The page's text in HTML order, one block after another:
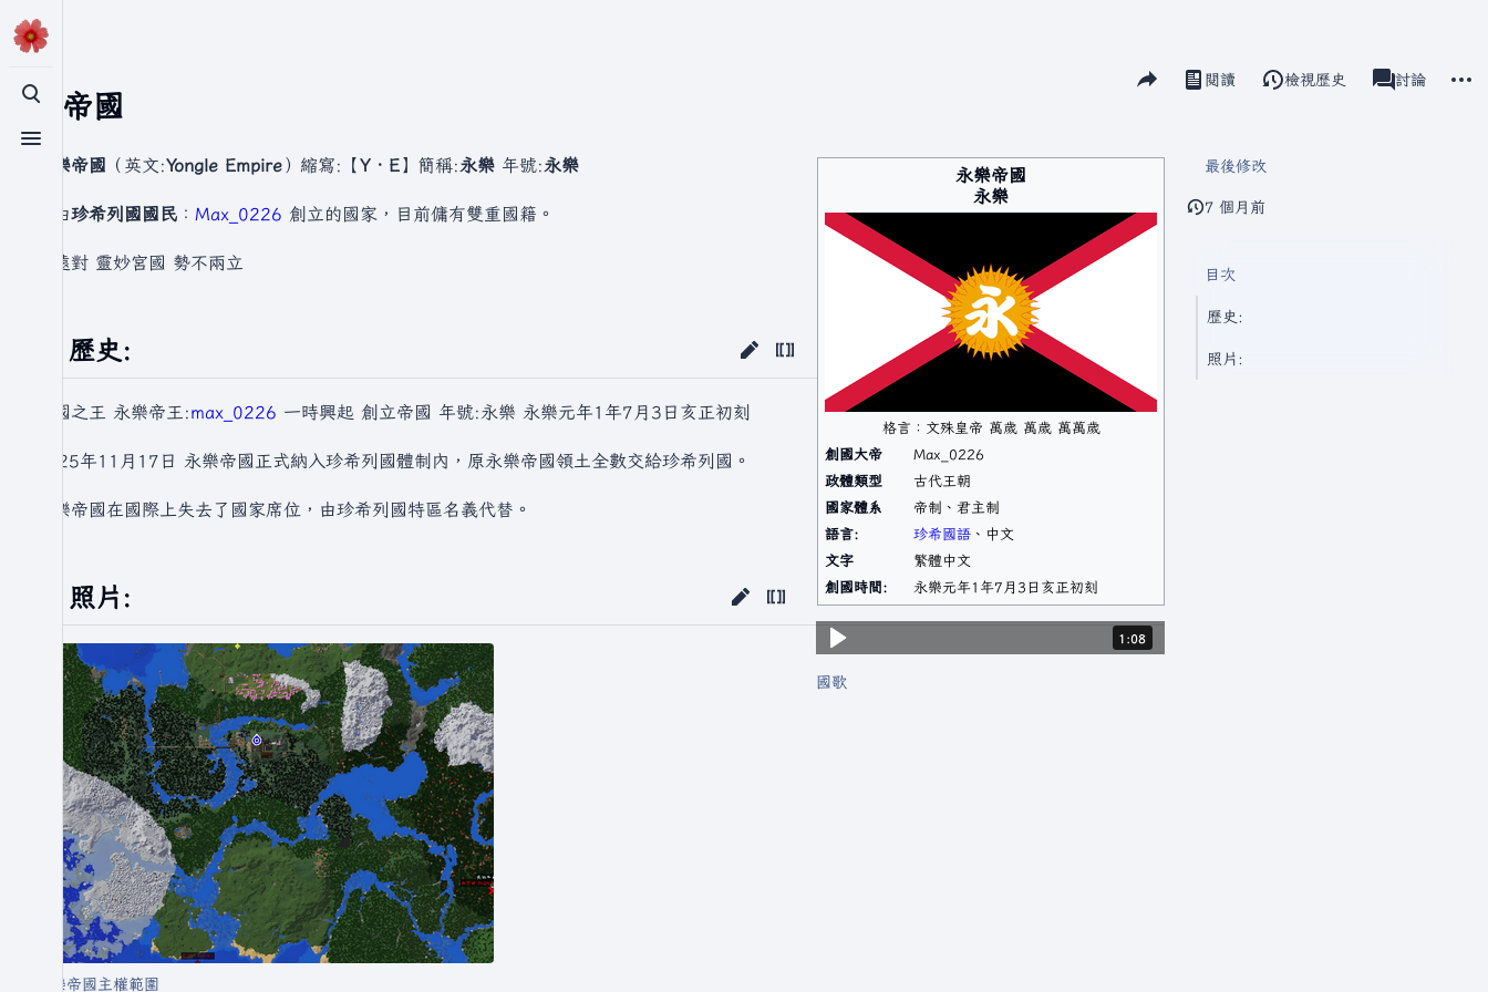
切換搜尋
切換選單
永樂帝國
分享此頁面
視圖閱讀 檢視歷史 associated-
頁面
討論
永樂帝國
永樂
格言：文殊皇帝 萬歲 萬歲 萬萬歲
創國大帝
Max_0226
政體類型
古代王朝
國家體系
帝制、君主制
語言:
珍希國語 、中文
文字
繁體中文
創國時間:
永樂元年1年7月3日亥正初刻
永樂帝國 （英文:Yongle Empire）縮寫:【Y．E】簡稱:永樂 年號:永樂
是由珍希列國國民 ： Max_0226 創立的國家，目前傭有雙重國籍。
永遠對 靈妙宮國 勢不兩立
歷史:
開國之王 永樂帝王:max_0226 一時興起 創立帝國 年號:永樂 永樂元年1年7月3日亥正初刻
2025年11月17日 永樂帝國正式納入珍希列國體制內，原永樂帝國領土全數交給珍希列國。
永樂帝國在國際上失去了國家席位，由珍希列國特區名義代替。
時長：1 分，8 秒。
1:08
國歌
照片:
永樂帝國主權範圍
最後修改
7 個月前
目次
歷史:
照片: